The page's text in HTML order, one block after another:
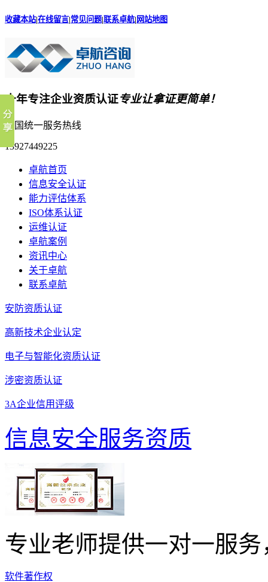
收藏本站|在线留言|常见问题|联系卓航| 网站地图
十年专注企业资质认证专业让拿证更简单！
全国统一服务热线
13927449225
卓航首页
信息安全认证
能力评估体系
ISO体系认证
运维认证
卓航案例
资讯中心
关于卓航
联系卓航
安防资质认证
高新技术企业认定
电子与智能化资质认证
涉密资质认证
3A企业信用评级
信息安全服务资质
专业老师提供一对一服
软件著作权